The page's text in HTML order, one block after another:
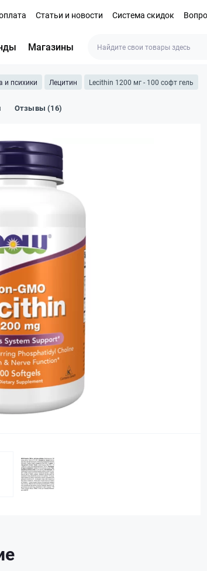
Статьи и новости Система скидок
Магазины
и психики Лецитин Lecithin 1200 мг - 100 софт гель
Отзывы (16)